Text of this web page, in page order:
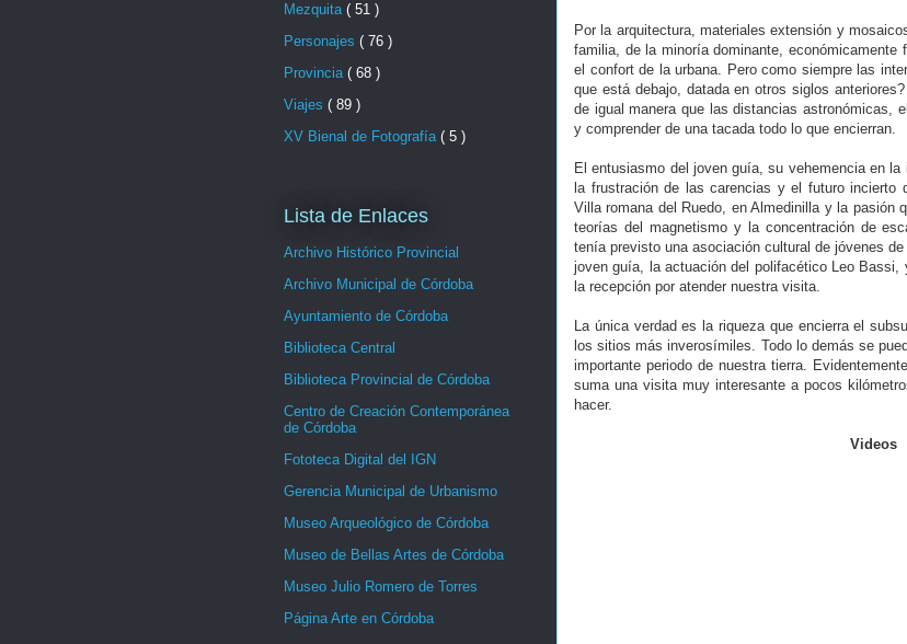
Por la arquitectura, materiales extensión y
familia, de la minoría dominante, económicamente
el confort de la urbana. Pero como siempre las
que está debajo, datada en otros siglos
de igual manera que las distancias astronómicas,
y comprender de una tacada todo lo que encierran.
El entusiasmo del joven guía, su vehemencia en
la frustración de las carencias y el futuro
Villa romana del Ruedo, en Almedinilla y la pasión
teorías del magnetismo y la concentración de
tenía previsto una asociación cultural de jóvenes
joven guía, la actuación del polifacético Leo
la recepción por atender nuestra visita.
La única verdad es la riqueza que encierra el
los sitios más inverosímiles. Todo lo demás se
importante periodo de nuestra tierra.
suma una visita muy interesante a pocos
hacer.
Videos
Mezquita ( 51 )
Personajes ( 76 )
Provincia ( 68 )
Viajes ( 89 )
XV Bienal de Fotografía ( 5 )
Lista de Enlaces
Archivo Histórico Provincial
Archivo Municipal de Córdoba
Ayuntamiento de Córdoba
Biblioteca Central
Biblioteca Provincial de Córdoba
Centro de Creación Contemporánea
de Córdoba
Fototeca Digital del IGN
Gerencia Municipal de Urbanismo
Museo Arqueológico de Córdoba
Museo de Bellas Artes de Córdoba
Museo Julio Romero de Torres
Página Arte en Córdoba